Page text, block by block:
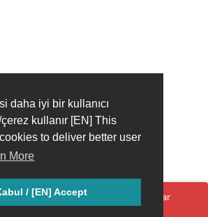
daha iyi bir kullanıcı
kullanır [EN] This
to deliver better user
More
/ [EN] Accept
gitti. Lütfen sayfayı yenileyin ve tekrar